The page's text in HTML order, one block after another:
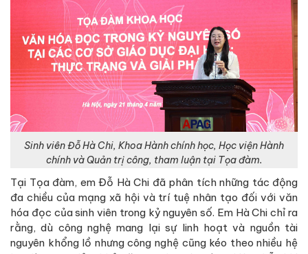
Sinh viên Đỗ Hà Chi, Khoa Hành chính học, Học viện Hành
chính và Quản trị công, tham luận tại Tọa đàm.
Tại Tọa đàm, em Đỗ Hà Chi đã phân tích những tác động
đa chiều của mạng xã hội và trí tuệ nhân tạo đối với văn
hóa đọc của sinh viên trong kỷ nguyên số. Em Hà Chi chỉ ra
rằng, dù công nghệ mang lại sự linh hoạt và nguồn tài
nguyên khổng lồ nhưng công nghệ cũng kéo theo nhiều hệ